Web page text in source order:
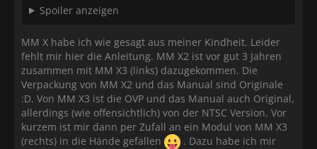
Spoiler anzeigen
MM X habe ich wie gesagt aus meiner Kindheit. Leider
fehlt mir hier die Anleitung. MM X2 ist vor gut 3 Jahren
zusammen mit MM X3 (links) dazugekommen. Die
Verpackung von MM X2 und das Manual sind Originale
:D. Von MM X3 ist die OVP und das Manual auch Original,
allerdings (wie offensichtlich) von der NTSC Version. Vor
kurzem ist mir dann per Zufall an ein Modul von MM X3
(rechts) in die Hände gefallen
. Dazu habe ich mir